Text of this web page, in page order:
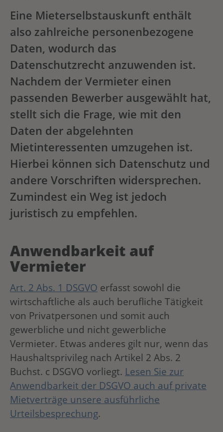
Eine Mieterselbstauskunft enthält
also zahlreiche personenbezogene
Daten, wodurch das
Datenschutzrecht anzuwenden ist.
Nachdem der Vermieter einen
passenden Bewerber ausgewählt hat,
stellt sich die Frage, wie mit den
Daten der abgelehnten
Mietinteressenten umzugehen ist.
Hierbei können sich Datenschutz und
andere Vorschriften widersprechen.
Zumindest ein Weg ist jedoch
juristisch zu empfehlen.
Anwendbarkeit auf
Vermieter
Art. 2 Abs. 1 DSGVO erfasst sowohl die
wirtschaftliche als auch berufliche Tätigkeit
von Privatpersonen und somit auch
gewerbliche und nicht gewerbliche
Vermieter. Etwas anderes gilt nur, wenn das
Haushaltsprivileg nach Artikel 2 Abs. 2
Buchst. c DSGVO vorliegt. Lesen Sie zur
Anwendbarkeit der DSGVO auch auf private
Mietverträge unsere ausführliche
Urteilsbesprechung.